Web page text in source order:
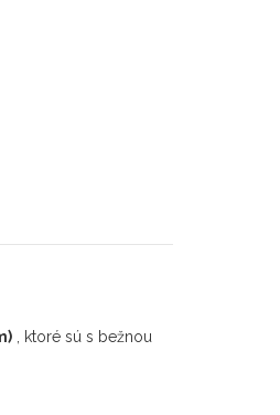
, ktoré sú s bežnou